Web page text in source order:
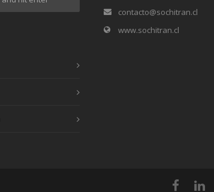
contacto@sochitran.cl
www.sochitran.cl